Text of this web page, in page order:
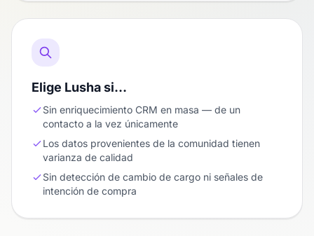
Elige Lusha si…
Sin enriquecimiento CRM en masa — de un
contacto a la vez únicamente
Los datos provenientes de la comunidad tienen
varianza de calidad
Sin detección de cambio de cargo ni señales de
intención de compra